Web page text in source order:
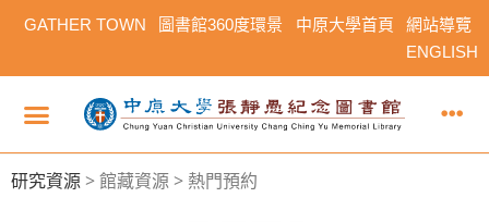
GATHER TOWN 圖書館360度環景 中原大學首頁
網站導覽
ENGLISH
研究資源>館藏資源 > 熱門預約